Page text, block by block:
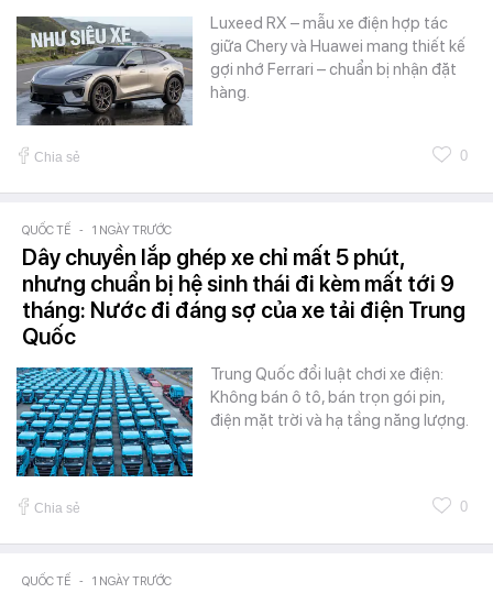
Luxeed RX – mẫu xe điện hợp tác
giữa Chery và Huawei mang thiết kế
gợi nhớ Ferrari – chuẩn bị nhận đặt
hàng.
Chia sẻ 0
QUỐC TẾ - 1 NGÀY TRƯỚC
Dây chuyền lắp ghép xe chỉ mất 5 phút,
nhưng chuẩn bị hệ sinh thái đi kèm mất tới 9
tháng: Nước đi đáng sợ của xe tải điện Trung
Quốc
Trung Quốc đổi luật chơi xe điện:
Không bán ô tô, bán trọn gói pin,
điện mặt trời và hạ tầng năng lượng.
Chia sẻ 0
QUỐC TẾ - 1 NGÀY TRƯỚC